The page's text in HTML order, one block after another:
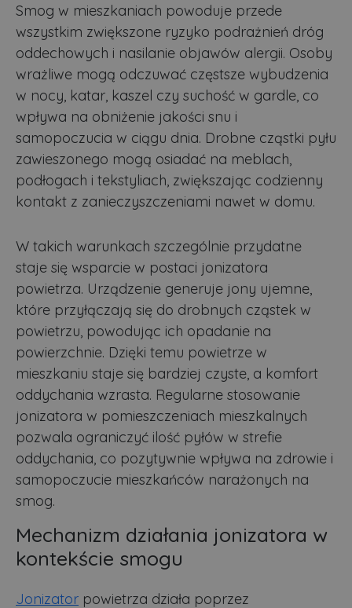
Smog w mieszkaniach powoduje przede
wszystkim zwiększone ryzyko podrażnień dróg
oddechowych i nasilanie objawów alergii. Osoby
wrażliwe mogą odczuwać częstsze wybudzenia
w nocy, katar, kaszel czy suchość w gardle, co
wpływa na obniżenie jakości snu i
samopoczucia w ciągu dnia. Drobne cząstki pyłu
zawieszonego mogą osiadać na meblach,
podłogach i tekstyliach, zwiększając codzienny
kontakt z zanieczyszczeniami nawet w domu.
W takich warunkach szczególnie przydatne
staje się wsparcie w postaci jonizatora
powietrza. Urządzenie generuje jony ujemne,
które przyłączają się do drobnych cząstek w
powietrzu, powodując ich opadanie na
powierzchnie. Dzięki temu powietrze w
mieszkaniu staje się bardziej czyste, a komfort
oddychania wzrasta. Regularne stosowanie
jonizatora w pomieszczeniach mieszkalnych
pozwala ograniczyć ilość pyłów w strefie
oddychania, co pozytywnie wpływa na zdrowie i
samopoczucie mieszkańców narażonych na
smog.
Mechanizm działania jonizatora w
kontekście smogu
Jonizator powietrza działa poprzez